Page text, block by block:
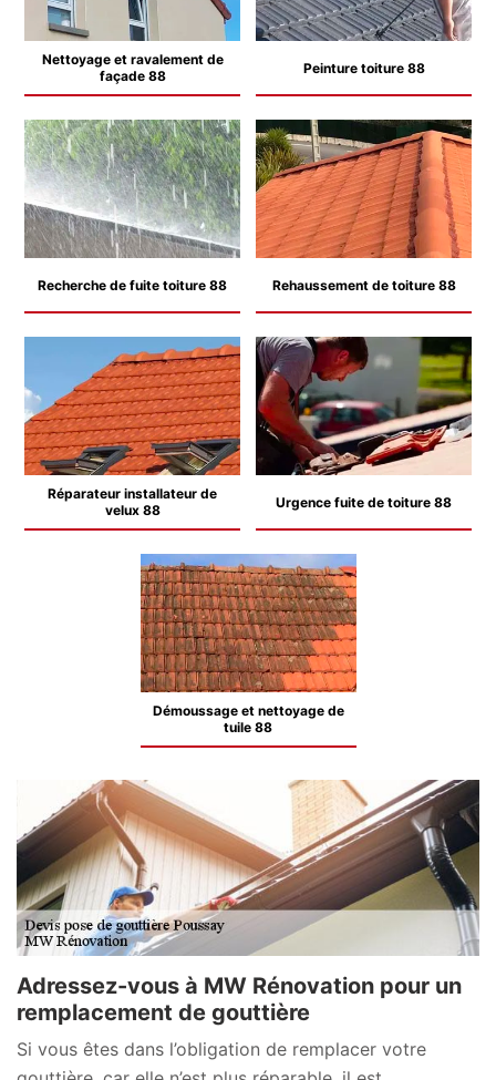
Nettoyage et ravalement de
façade 88
Peinture toiture 88
Recherche de fuite toiture 88 Rehaussement de toiture 88
Réparateur installateur de
velux 88
Urgence fuite de toiture 88
Démoussage et nettoyage de
tuile 88
Adressez-vous à MW Rénovation pour un
remplacement de gouttière
Si vous êtes dans l’obligation de remplacer votre